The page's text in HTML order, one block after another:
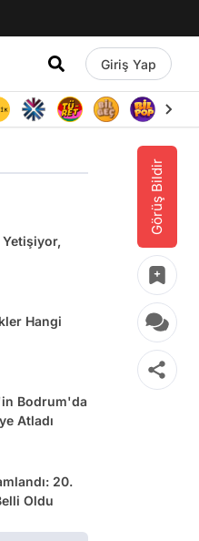
Giriş Yap
Görüş Bildir
Yetişiyor,
Hangi
Bodrum'da
Atladı
20.
Oldu